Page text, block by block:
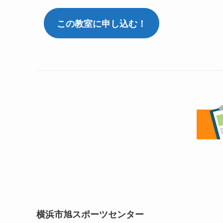
この教室に申し込む！
横浜市旭スポーツセンター